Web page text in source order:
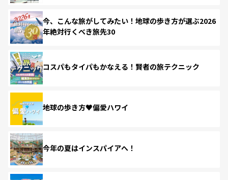
今、こんな旅がしてみたい！地球の歩き方が選ぶ2026
年絶対行くべき旅先30
コスパもタイパもかなえる！賢者の旅テクニック
地球の歩き方♥偏愛ハワイ
今年の夏はインスパイアへ！